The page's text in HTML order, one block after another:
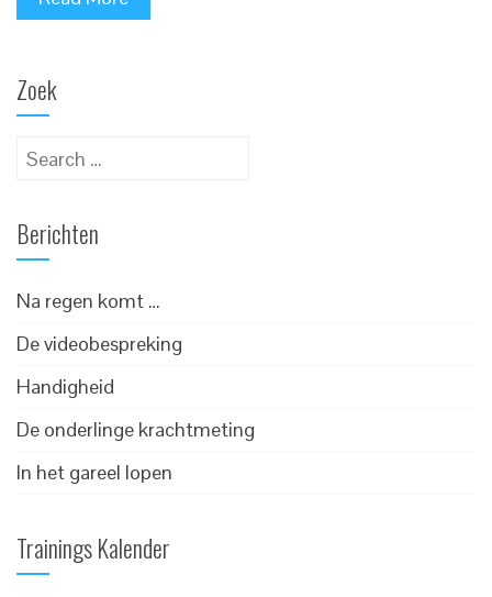
Zoek
Search
Berichten
Na regen komt …
De videobespreking
Handigheid
De onderlinge krachtmeting
In het gareel lopen
Trainings Kalender